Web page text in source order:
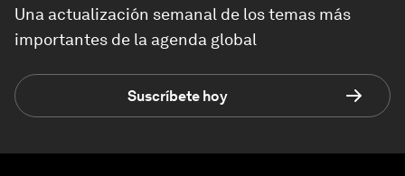
Una actualización semanal de los temas más
importantes de la agenda global
Suscríbete hoy